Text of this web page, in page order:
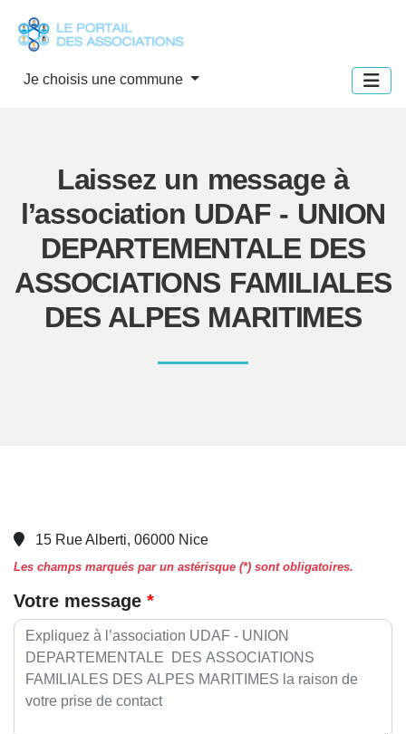
Je choisis une commune
Laissez un message à
l’association UDAF - UNION
DEPARTEMENTALE DES
ASSOCIATIONS FAMILIALES
DES ALPES MARITIMES
15 Rue Alberti, 06000 Nice
Les champs marqués par un astérisque (*) sont obligatoires.
Votre message